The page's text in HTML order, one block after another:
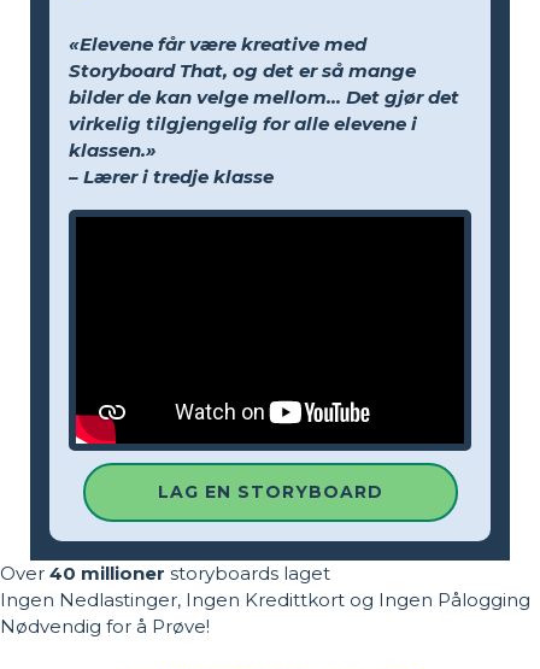
«Elevene får være kreative med
Storyboard That, og det er så mange
bilder de kan velge mellom... Det gjør det
virkelig tilgjengelig for alle elevene i
klassen.»
– Lærer i tredje klasse
LAG EN STORYBOARD
Over 40 millioner storyboards laget
Ingen Nedlastinger, Ingen Kredittkort og Ingen Pålogging
Nødvendig for å Prøve!